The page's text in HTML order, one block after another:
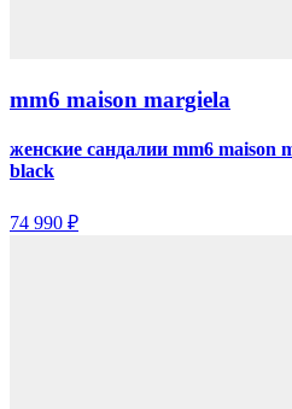
mm6 maison margiela
женские сандалии mm6 maison
black
74 990 ₽